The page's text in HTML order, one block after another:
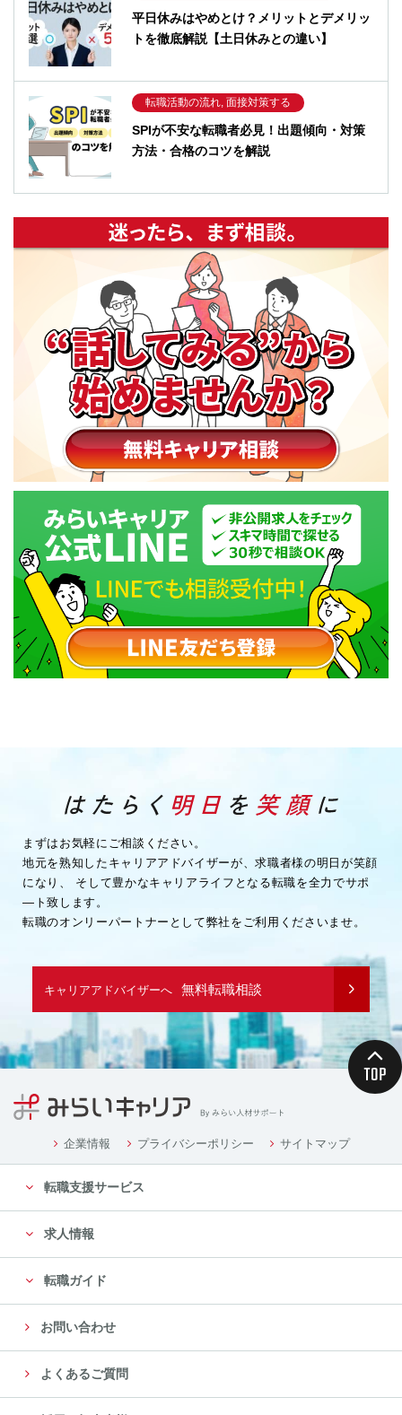
平日休みはやめとけ？メリットとデメリッ
トを徹底解説【土日休みとの違い】
転職活動の流れ, 面接対策する
SPIが不安な転職者必見！出題傾向・対策
方法・合格のコツを解説
まずはお気軽にご相談ください。
地元を熟知したキャリアアドバイザーが、求職者様の明日が笑顔
になり、
そして豊かなキャリアライフとなる転職を全力でサポ
―ト致します。
転職のオンリーパートナーとして弊社をご利用くださいませ。
キャリアアドバイザーへ 無料転職相談
企業情報 プライバシーポリシー サイトマップ
転職支援サービス
求人情報
転職ガイド
お問い合わせ
よくあるご質問